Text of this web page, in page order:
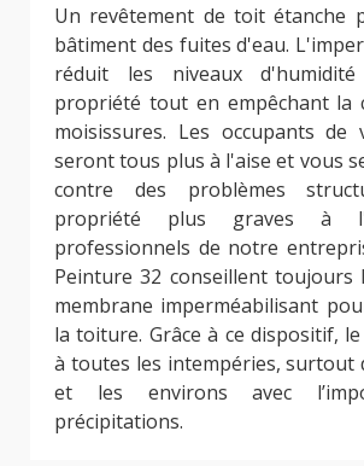
Un revêtement de toit étanche
bâtiment des fuites d'eau.
réduit les niveaux
propriété tout en empêchant la
moisissures. Les occupants de
seront tous plus à l'aise et vous
contre des problèmes
propriété plus graves à
professionnels de notre
Peinture 32 conseillent toujours
membrane imperméabilisant
la toiture. Grâce à ce dispositif,
à toutes les intempéries, surtout
et les environs avec
précipitations.